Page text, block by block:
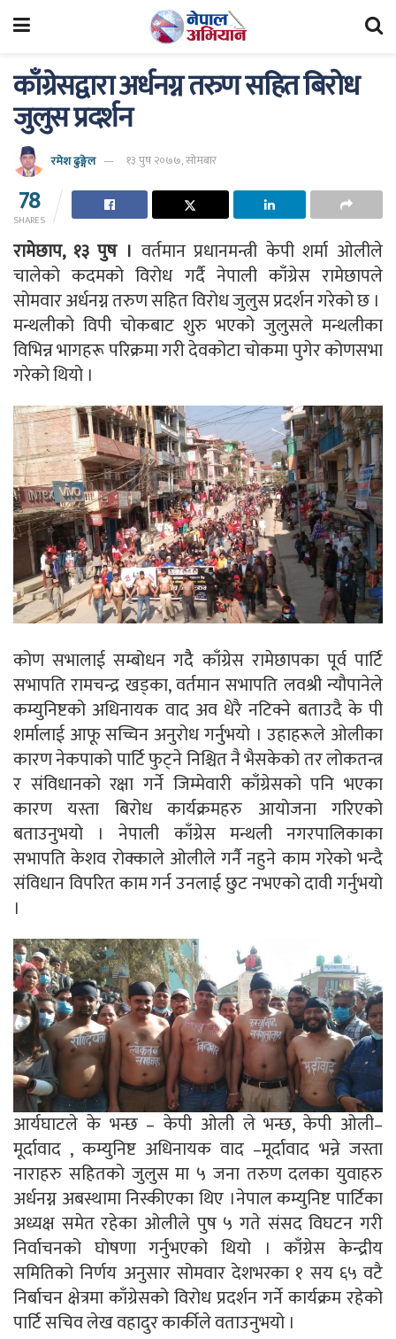
काँग्रेसद्वारा अर्धनग्न तरुण सहित बिरोध
जुलुस प्रदर्शन
रमेश ढुङ्गेल १३ पुष २०७७, सोमबार
78
SHARES
रामेछाप, १३ पुष । वर्तमान प्रधानमन्त्री केपी शर्मा ओलीले
चालेको कदमको विरोध गर्दै नेपाली काँग्रेस रामेछापले
सोमवार अर्धनग्न तरुण सहित विरोध जुलुस प्रदर्शन गरेको छ ।
मन्थलीको विपी चोकबाट शुरु भएको जुलुसले मन्थलीका
विभिन्न भागहरू परिक्रमा गरी देवकोटा चोकमा पुगेर कोणसभा
गरेको थियो ।
कोण सभालाई सम्बोधन गदैै काँग्रेस रामेछापका पूर्व पार्टि
सभापति रामचन्द्र खड्का, वर्तमान सभापति लवश्री न्यौपानेले
कम्युनिष्टको अधिनायक वाद अव धेरै नटिक्ने बताउदै के पी
शर्मालाई आफू सच्चिन अनुरोध गर्नुभयो । उहाहरूले ओलीका
कारण नेकपाको पार्टि फुट्ने निश्चित नै भैसकेको तर लोकतन्त्र
र संविधानको रक्षा गर्ने जिम्मेवारी काँग्रेसको पनि भएका
कारण यस्ता बिरोध कार्यक्रमहरु आयोजना गरिएको
बताउनुभयो । नेपाली काँग्रेस मन्थली नगरपालिकाका
सभापति केशव रोक्काले ओलीले गर्नै नहुने काम गरेको भन्दै
संविधान विपरित काम गर्न उनलाई छुट नभएको दावी गर्नुभयो
।
आर्यघाटले के भन्छ – केपी ओली ले भन्छ, केपी ओली–
मूर्दावाद , कम्युनिष्ट अधिनायक वाद –मूर्दावाद भन्ने जस्ता
नाराहरु सहितको जुलुस मा ५ जना तरुण दलका युवाहरु
अर्धनग्न अबस्थामा निस्कीएका थिए ।नेपाल कम्युनिष्ट पार्टिका
अध्यक्ष समेत रहेका ओलीले पुष ५ गते संसद विघटन गरी
निर्वाचनको घोषणा गर्नुभएको थियो । काँग्रेस केन्द्रीय
समितिको निर्णय अनुसार सोमवार देशभरका १ सय ६५ वटै
निर्बाचन क्षेत्रमा काँग्रेसको विरोध प्रदर्शन गर्ने कार्यक्रम रहेको
पार्टि सचिव लेख वहादुर कार्कीले वताउनुभयो ।